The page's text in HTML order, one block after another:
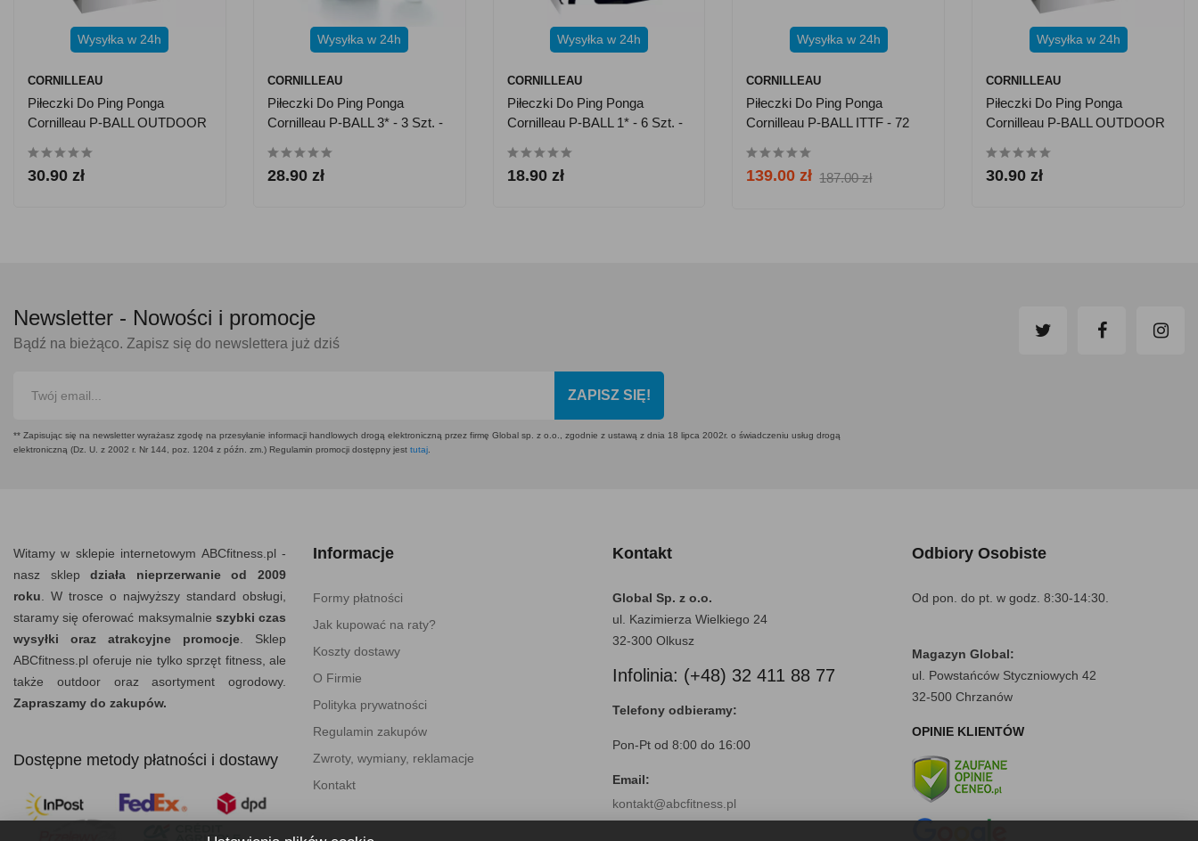
Wysyłka w 24h
CORNILLEAU
Piłeczki Do Ping Ponga
Cornilleau P-BALL OUTDOOR
30.90 zł
Wysyłka w 24h
CORNILLEAU
Piłeczki Do Ping Ponga
Cornilleau P-BALL 3* - 3 Szt. -
28.90 zł
Wysyłka w 24h
CORNILLEAU
Piłeczki Do Ping Ponga
Cornilleau P-BALL 1* - 6 Szt. -
18.90 zł
Wysyłka w 24h
CORNILLEAU
Piłeczki Do Ping Ponga
Cornilleau P-BALL ITTF - 72
139.00 zł 187.00 zł
Wysyłka w 24h
CORNILLEAU
Piłeczki Do Ping Ponga
Cornilleau P-BALL OUTDOOR
30.90 zł
Newsletter - Nowości i promocje
Bądź na bieżąco. Zapisz się do newslettera już dziś
ZAPISZ SIĘ!
** Zapisując się na newsletter wyrażasz zgodę na przesyłanie informacji handlowych drogą elektroniczną przez firmę Global sp. z o.o., zgodnie z ustawą z dnia 18 lipca 2002r. o świadczeniu usług drogą
elektroniczną (Dz. U. z 2002 r. Nr 144, poz. 1204 z późn. zm.) Regulamin promocji dostępny jest tutaj
Witamy w sklepie internetowym ABCfitness.pl -
nasz sklepdziała nieprzerwanie od 2009
roku . W trosce o najwyższy standard obsługi,
staramy się oferować maksymalnie szybki czas
wysyłki oraz atrakcyjne promocje . Sklep
ABCfitness.pl oferuje nie tylko sprzęt fitness, ale
także outdoor oraz asortyment ogrodowy.
Zapraszamy do zakupów.
Dostępne metody płatności i dostawy
Informacje
Formy płatności
Jak kupować na raty?
Koszty dostawy
O Firmie
Polityka prywatności
Regulamin zakupów
Zwroty, wymiany, reklamacje
Kontakt
Kontakt
Global Sp. z o.o.
ul. Kazimierza Wielkiego 24
32-300 Olkusz
Infolinia: (+48) 32 411 88 77
Telefony odbieramy:
Pon-Pt od 8:00 do 16:00
Email:
kontakt@abcfitness.pl
Odbiory Osobiste
Od pon. do pt. w godz. 8:30-14:30.
Magazyn Global:
ul. Powstańców Styczniowych 42
32-500 Chrzanów
OPINIE KLIENTÓW